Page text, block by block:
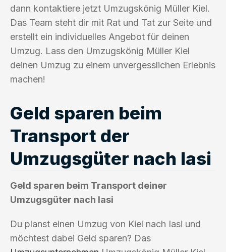
dann kontaktiere jetzt Umzugskönig Müller Kiel.
Das Team steht dir mit Rat und Tat zur Seite und
erstellt ein individuelles Angebot für deinen
Umzug. Lass den Umzugskönig Müller Kiel
deinen Umzug zu einem unvergesslichen Erlebnis
machen!
Geld sparen beim
Transport der
Umzugsgüter nach Iasi
Geld sparen beim Transport deiner
Umzugsgüter nach Iasi
Du planst einen Umzug von Kiel nach Iasi und
möchtest dabei Geld sparen? Das